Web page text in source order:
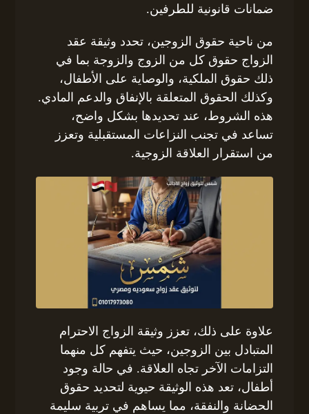
ضمانات قانونية للطرفين.
من ناحية حقوق الزوجين، تحدد وثيقة عقد
الزواج حقوق كل من الزوج والزوجة بما في
ذلك حقوق الملكية، والوصاية على الأطفال،
وكذلك الحقوق المتعلقة بالإنفاق والدعم المادي.
هذه الشروط، عند تحديدها بشكل واضح،
تساعد في تجنب النزاعات المستقبلية وتعزز
من استقرار العلاقة الزوجية.
علاوة على ذلك، تعزز وثيقة الزواج الاحترام
المتبادل بين الزوجين، حيث يتفهم كل منهما
التزامات الآخر تجاه العلاقة. في حالة وجود
أطفال، تعد هذه الوثيقة حيوية لتحديد حقوق
الحضانة والنفقة، مما يساهم في تربية سليمة